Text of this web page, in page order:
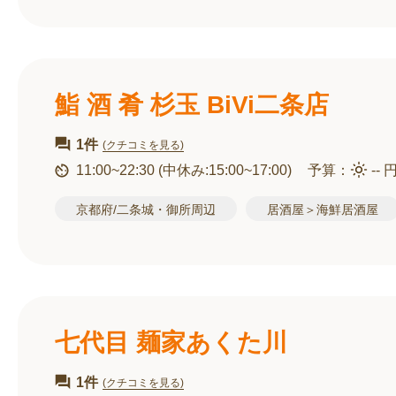
鮨 酒 肴 杉玉 BiVi二条店
1件 (クチコミを見る)
11:00~22:30 (中休み:15:00~17:00) 予算： --
京都府/二条城・御所周辺 居酒屋＞海鮮居酒屋
七代目 麺家あくた川
1件 (クチコミを見る)